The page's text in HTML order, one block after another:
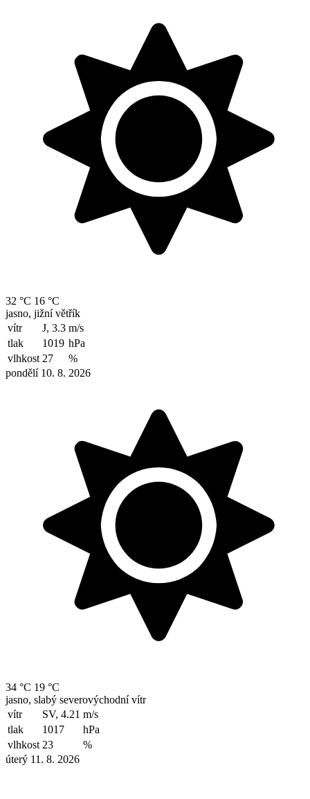
32 °C 16 °C
jasno, jižní větřík
vítr
J, 3.3 m/s
tlak
1019 hPa
vlhkost 27
%
pondělí 10. 8. 2026
34 °C 19 °C
jasno, slabý severovýchodní vítr
vítr
SV, 4.21 m/s
tlak
1017
hPa
vlhkost 23
%
úterý 11. 8. 2026